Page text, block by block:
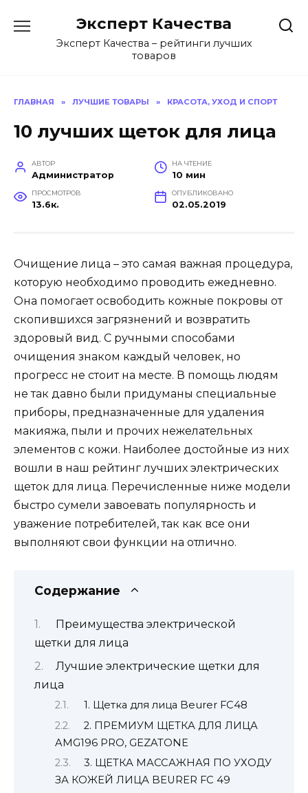
содержанию
Эксперт Качества
Эксперт Качества – рейтинги лучших
товаров
ГЛАВНАЯ » ЛУЧШИЕ ТОВАРЫ » КРАСОТА, УХОД И СПОРТ
10 лучших щеток для лица
АВТОР
Администратор
НА ЧТЕНИЕ
10 мин
ПРОСМОТРОВ
13.6к.
ОПУБЛИКОВАНО
02.05.2019
Очищение лица – это самая важная процедура,
которую необходимо проводить ежедневно.
Она помогает освободить кожные покровы от
скопившихся загрязнений и возвратить
здоровый вид. С ручными способами
очищения знаком каждый человек, но
прогресс не стоит на месте. В помощь людям
не так давно были придуманы специальные
приборы, предназначенные для удаления
макияжа, пыли и прочих нежелательных
элементов с кожи. Наиболее достойные из них
вошли в наш рейтинг лучших электрических
щеток для лица. Перечисленные ниже модели
быстро сумели завоевать популярность и
уважение потребителей, так как все они
выполняют свои функции на отлично.
Содержание
Преимущества электрической
щетки для лица
Лучшие электрические щетки для
лица
1. Щетка для лица Beurer FC48
2. ПРЕМИУМ ЩЕТКА ДЛЯ ЛИЦА
AMG196 PRO, GEZATONE
3. ЩЕТКА МАССАЖНАЯ ПО УХОДУ
ЗА КОЖЕЙ ЛИЦА BEURER FC 49